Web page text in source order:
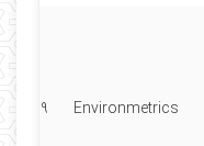
Environmetrics
2019